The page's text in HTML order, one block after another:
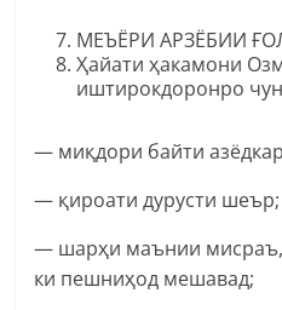
МЕЪЁРИ АРЗЁБИИ
Ҳайати ҳакамони
иштирокдоронро
— миқдори байти
— қироати дурусти шеър;
— шарҳи маънии мисраъ,
ки пешниҳод мешавад;